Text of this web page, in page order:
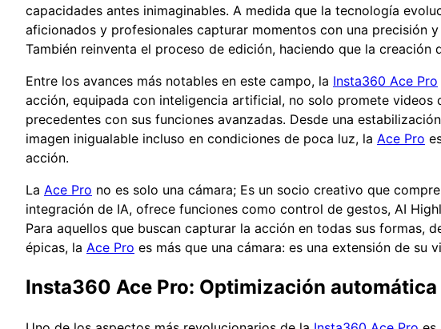
capacidades antes inimaginables. A medida que la tecnología
aficionados y profesionales capturar momentos con una precisión
También reinventa el proceso de edición, haciendo que la
Entre los avances más notables en este campo, la Insta360 Ace Pro
acción, equipada con inteligencia artificial, no solo promete videos
precedentes con sus funciones avanzadas. Desde una
imagen inigualable incluso en condiciones de poca luz, la Ace Pro
acción.
La Ace Pro no es solo una cámara; Es un socio creativo que
integración de IA, ofrece funciones como control de gestos, AI
Para aquellos que buscan capturar la acción en todas sus formas,
épicas, la Ace Pro es más que una cámara: es una extensión de su
Insta360 Ace Pro: Optimización